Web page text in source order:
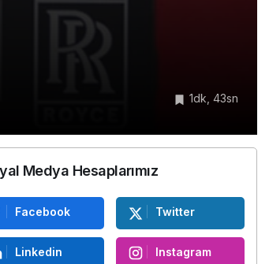
1dk, 43sn
Medya Hesaplarımız
Facebook Twitter
Linkedin Instagram